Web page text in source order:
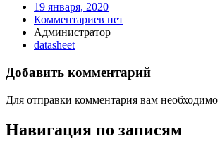
19 января, 2020
Комментариев нет
Администратор
datasheet
Добавить комментарий
Для отправки комментария вам необходимо
Навигация по записям